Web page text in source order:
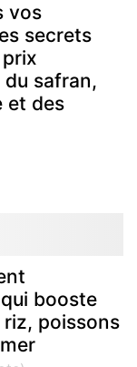
vos
secrets
safran,
et des
booste
poissons